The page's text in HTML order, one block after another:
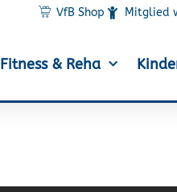
VfB Shop Mitglied
Fitness & Reha